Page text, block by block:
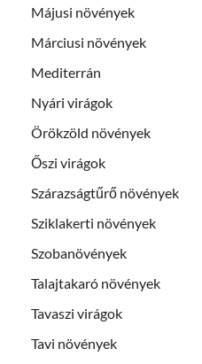
Májusi növények
Márciusi növények
Mediterrán
Nyári virágok
Örökzöld növények
Őszi virágok
Szárazságtűrő növények
Sziklakerti növények
Szobanövények
Talajtakaró növények
Tavaszi virágok
Tavi növények